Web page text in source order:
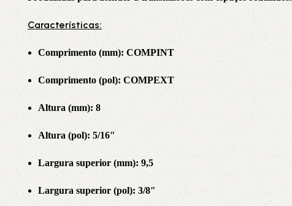
Características:
Comprimento (mm): COMPINT
Comprimento (pol): COMPEXT
Altura (mm): 8
Altura (pol): 5/16″
Largura superior (mm): 9,5
Largura superior (pol): 3/8″